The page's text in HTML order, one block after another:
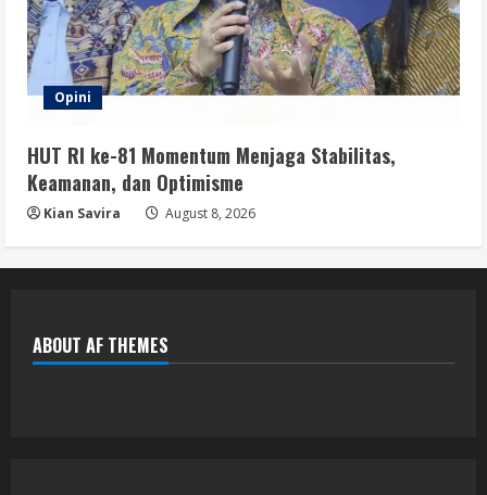
Opini
HUT RI ke-81 Momentum Menjaga Stabilitas,
Keamanan, dan Optimisme
Kian Savira August 8, 2026
ABOUT AF THEMES